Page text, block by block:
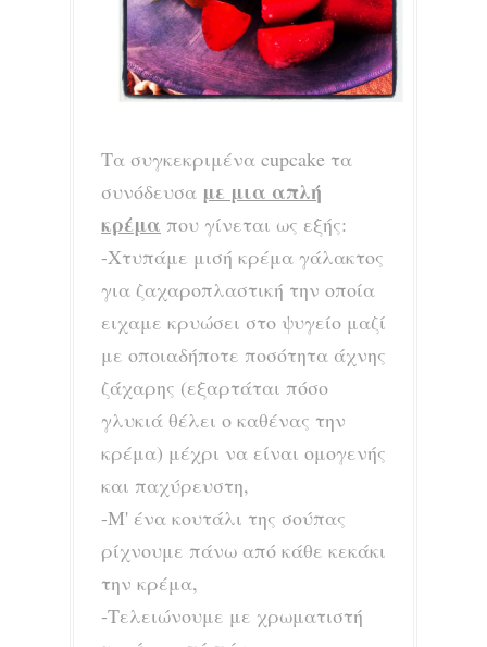
Τα συγκεκριμένα cupcake τα
συνόδευσα με μια απλή
κρέμα που γίνεται ως εξής:
-Χτυπάμε μισή κρέμα γάλακτος
για ζαχαροπλαστική την οποία
ειχαμε κρυώσει στο ψυγείο μαζί
με οποιαδήποτε ποσότητα άχνης
ζάχαρης (εξαρτάται πόσο
γλυκιά θέλει ο καθένας την
κρέμα) μέχρι να είναι ομογενής
και παχύρευστη,
-Μ' ένα κουτάλι της σούπας
ρίχνουμε πάνω από κάθε κεκάκι
την κρέμα,
-Τελειώνουμε με χρωματιστή